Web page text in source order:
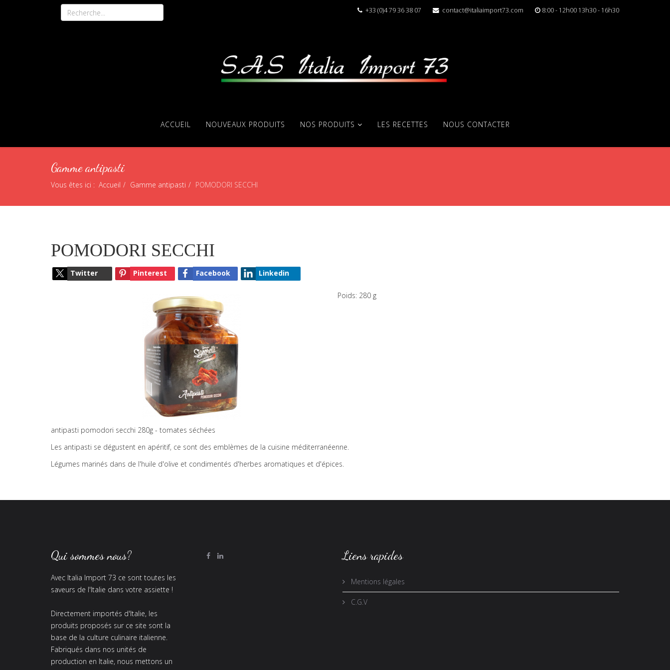
+33 (0)4 79 36 38 07 contact@italiaimport73.com 8:00 - 12h00 13h30 - 16h30
ACCUEIL NOUVEAUX PRODUITS NOS PRODUITS LES RECETTES NOUS CONTACTER
Gamme antipasti
Vous êtes ici : Accueil Gamme antipasti POMODORI SECCHI
POMODORI SECCHI
Twitter Pinterest Facebook Linkedin
Poids: 280 g
antipasti pomodori secchi 280g - tomates séchées
Les antipasti se dégustent en apéritif, ce sont des emblèmes de la cuisine méditerranéenne.
Légumes marinés dans de l'huile d'olive et condimentés d'herbes aromatiques et d'épices.
Qui sommes nous?
Avec Italia Import 73 ce sont toutes les
saveurs de l'Italie dans votre assiette !
Directement importés d'Italie, les
produits proposés sur ce site sont la
base de la culture culinaire italienne.
Fabriqués dans nos unités de
production en Italie, nous mettons un
Liens rapides
Mentions légales
C.G.V